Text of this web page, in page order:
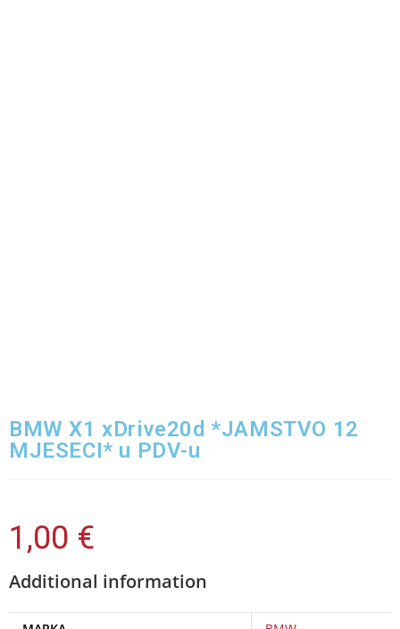
BMW X1 xDrive20d *JAMSTVO 12
MJESECI* u PDV-u
1,00 €
Additional information